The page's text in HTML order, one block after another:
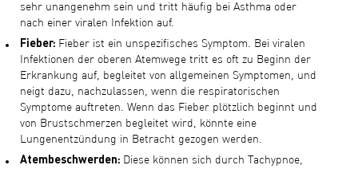
sehr unangenehm sein und tritt häufig bei Asthma oder
nach einer viralen Infektion auf.
Fieber: Fieber ist ein unspezifisches Symptom. Bei viralen
Infektionen der oberen Atemwege tritt es oft zu Beginn der
Erkrankung auf, begleitet von allgemeinen Symptomen, und
neigt dazu, nachzulassen, wenn die respiratorischen
Symptome auftreten. Wenn das Fieber plötzlich beginnt und
von Brustschmerzen begleitet wird, könnte eine
Lungenentzündung in Betracht gezogen werden.
Atembeschwerden: Diese können sich durch Tachypnoe,